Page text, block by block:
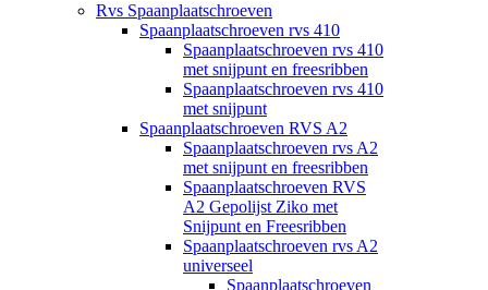
Rvs Spaanplaatschroeven
Spaanplaatschroeven rvs 410
Spaanplaatschroeven rvs 410
met snijpunt en freesribben
Spaanplaatschroeven rvs 410
met snijpunt
Spaanplaatschroeven RVS A2
Spaanplaatschroeven rvs A2
met snijpunt en freesribben
Spaanplaatschroeven RVS
A2 Gepolijst Ziko met
Snijpunt en Freesribben
Spaanplaatschroeven rvs A2
universeel
Spaanplaatschroeven